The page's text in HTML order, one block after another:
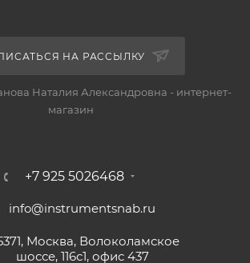
НА РАССЫЛКУ
Наталия Александровна - интернет-
магазин
+7 925 5026468
info@instrumentsnab.ru
Москва, Волоколамское
шоссе, 116с1, офис 437